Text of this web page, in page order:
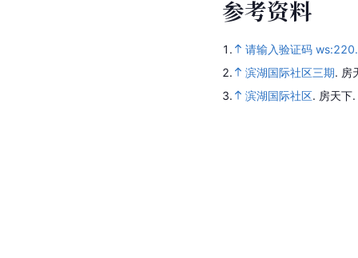
参考资料
1.
请输入验证码
2.
滨湖国际社区三期. 房
3.
滨湖国际社区. 房天下.